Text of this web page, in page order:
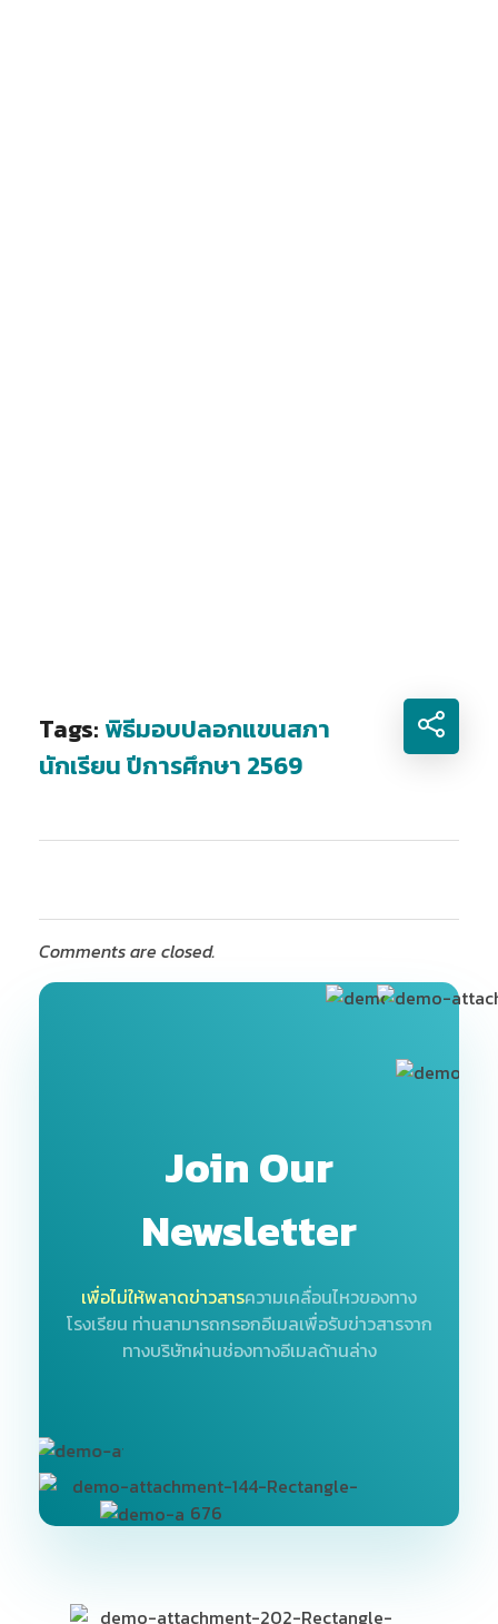
Tags:พิธีมอบปลอกแขนสภา
นักเรียน ปีการศึกษา 2569
Comments are closed.
Join Our
Newsletter
เพื่อไม่ให้พลาดข่าวสารความเคลื่อนไหวของทาง
โรงเรียน ท่านสามารถกรอกอีเมลเพื่อรับข่าวสารจาก
ทางบริษัทผ่านช่องทางอีเมลด้านล่าง